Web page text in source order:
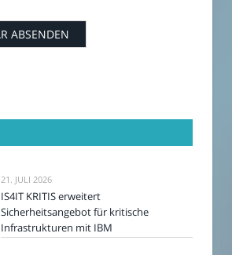
21. JULI 2026
IS4IT KRITIS erweitert
Sicherheitsangebot für kritische
Infrastrukturen mit IBM